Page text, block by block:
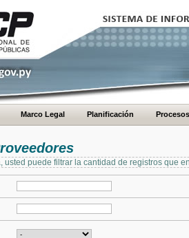
Marco Legal Planificación Procesos
usted puede filtrar la cantidad de registros que